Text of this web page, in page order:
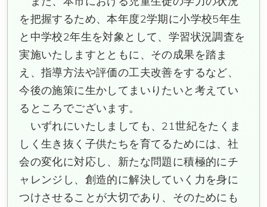
を把握するため、本年度2学期に小学校5年生
と中学校2年生を対象として、学習状況調査を
実施いたしますとともに、その成果を踏ま
え、指導方法や評価の工夫改善をするなど、
今後の施策に生かしてまいりたいと考えてい
るところでございます。
いずれにいたしましても、21世紀をたくま
しく生き抜く子供たちを育てるためには、社
会の変化に対応し、新たな問題に積極的にチ
ャレンジし、創造的に解決していく力を身に
つけさせることが大切であり、そのためにも